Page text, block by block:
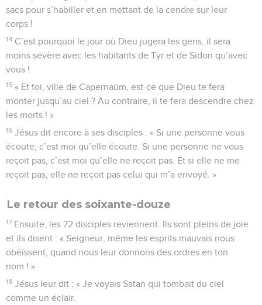
sacs pour s’habiller et en mettant de la cendre sur leur
corps !
14 C’est pourquoi le jour où Dieu jugera les gens, il sera
moins sévère avec les habitants de Tyr et de Sidon qu’avec
vous !
15 « Et toi, ville de Capernaüm, est-ce que Dieu te fera
monter jusqu’au ciel ? Au contraire, il te fera descendre chez
les morts ! »
16 Jésus dit encore à ses disciples : « Si une personne vous
écoute, c’est moi qu’elle écoute. Si une personne ne vous
reçoit pas, c’est moi qu’elle ne reçoit pas. Et si elle ne me
reçoit pas, elle ne reçoit pas celui qui m’a envoyé. »
Le retour des soixante-douze
17 Ensuite, les 72 disciples reviennent. Ils sont pleins de joie
et ils disent : « Seigneur, même les esprits mauvais nous
obéissent, quand nous leur donnons des ordres en ton
nom ! »
18 Jésus leur dit : « Je voyais Satan qui tombait du ciel
comme un éclair.